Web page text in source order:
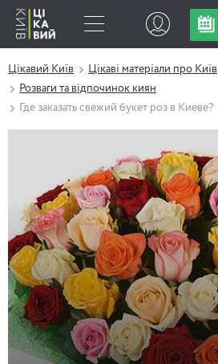
Цікавий Київ Цікаві матеріали про Київ
Розваги та відпочинок киян
Где заказать свежий букет роз в Киеве?